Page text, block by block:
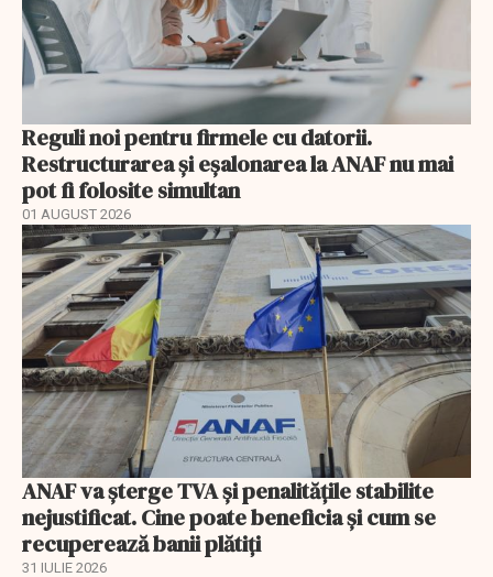
Reguli noi pentru firmele cu datorii.
Restructurarea și eșalonarea la ANAF nu mai
pot fi folosite simultan
01 AUGUST 2026
ANAF va șterge TVA și penalitățile stabilite
nejustificat. Cine poate beneficia și cum se
recuperează banii plătiți
31 IULIE 2026